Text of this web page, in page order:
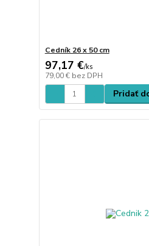
Cedník 26 x 50 cm
97,17 €/ks
79,00 € bez DPH
Pridať